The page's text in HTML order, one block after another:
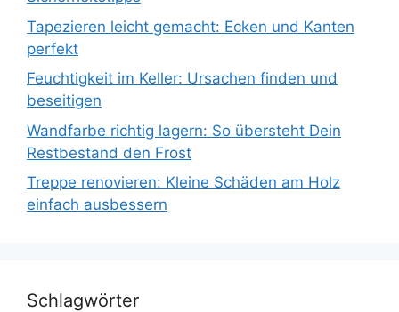
Tapezieren leicht gemacht: Ecken und Kanten
perfekt
Feuchtigkeit im Keller: Ursachen finden und
beseitigen
Wandfarbe richtig lagern: So übersteht Dein
Restbestand den Frost
Treppe renovieren: Kleine Schäden am Holz
einfach ausbessern
Schlagwörter